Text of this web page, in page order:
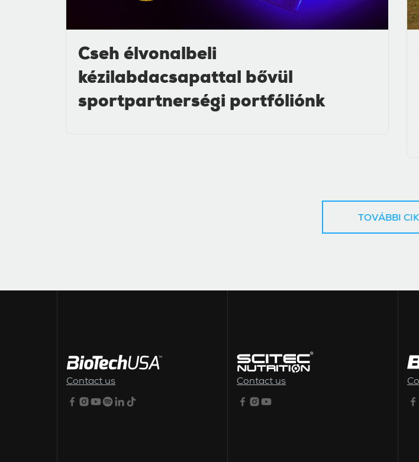
Cseh élvonalbeli
kézilabdacsapattal bővül
sportpartnerségi portfóliónk
TOVÁBBI
Contact us Contact us